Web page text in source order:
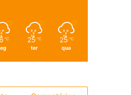
℃ 25 ℃
ter
25 ℃
qua